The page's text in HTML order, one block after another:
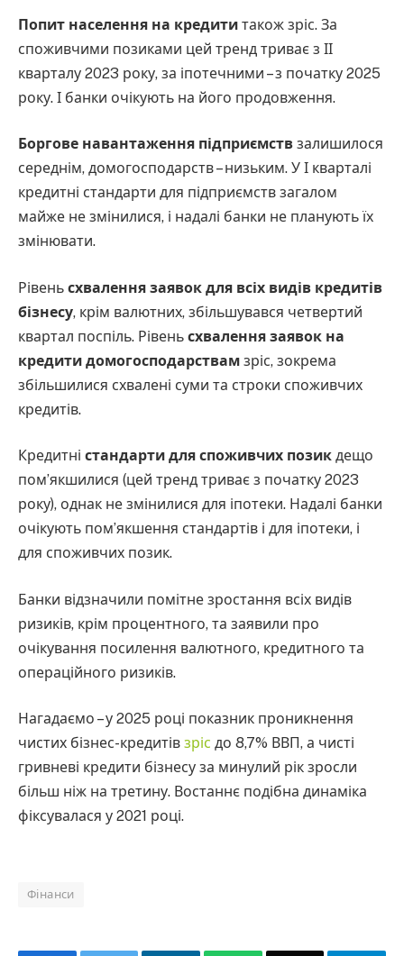
Попит населення на кредити також зріс. За
споживчими позиками цей тренд триває з ІІ
кварталу 2023 року, за іпотечними – з початку 2025
року. І банки очікують на його продовження.
Боргове навантаження підприємств залишилося
середнім, домогосподарств – низьким. У І кварталі
кредитні стандарти для підприємств загалом
майже не змінилися, і надалі банки не планують їх
змінювати.
Рівень схвалення заявок для всіх видів кредитів
бізнесу, крім валютних, збільшувався четвертий
квартал поспіль. Рівень схвалення заявок на
кредити домогосподарствам зріс, зокрема
збільшилися схвалені суми та строки споживчих
кредитів.
Кредитні стандарти для споживчих позик дещо
пом’якшилися (цей тренд триває з початку 2023
року), однак не змінилися для іпотеки. Надалі банки
очікують пом’якшення стандартів і для іпотеки, і
для споживчих позик.
Банки відзначили помітне зростання всіх видів
ризиків, крім процентного, та заявили про
очікування посилення валютного, кредитного та
операційного ризиків.
Нагадаємо – у 2025 році показник проникнення
чистих бізнес-кредитів зріс до 8,7% ВВП, а чисті
гривневі кредити бізнесу за минулий рік зросли
більш ніж на третину. Востаннє подібна динаміка
фіксувалася у 2021 році.
Фінанси